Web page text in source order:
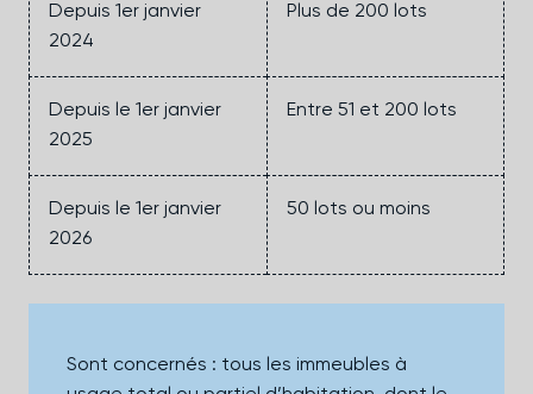
Depuis 1er janvier
2024
Plus de 200 lots
Depuis le 1er janvier
2025
Entre 51 et 200 lots
Depuis le 1er janvier
2026
50 lots ou moins
Sont concernés : tous les immeubles à